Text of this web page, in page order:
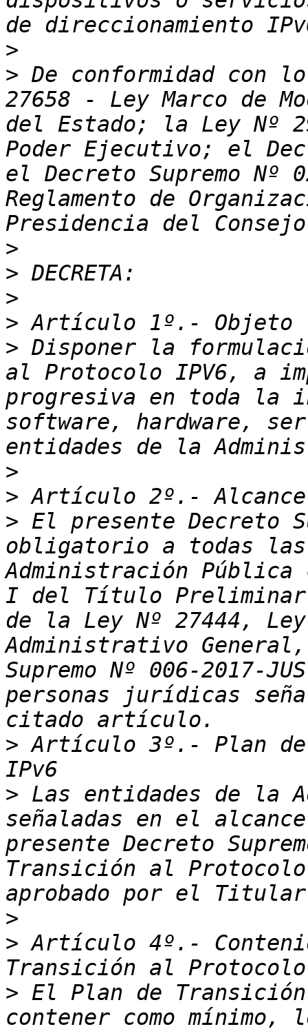
>
> De conformidad con
27658 - Ley Marco de
del Estado; la Ley Nº
Poder Ejecutivo; el
el Decreto Supremo Nº
Reglamento de
>
>
>
>
> Disponer la
al Protocolo IPV6, a
progresiva en toda la
software, hardware,
>
>
> El presente Decreto
obligatorio a todas
Administración Pública
I del Título Preliminar
de la Ley Nº 27444,
Administrativo General,
Supremo Nº 006-2017-
personas jurídicas
> Artículo 3º.- Plan
> Las entidades de la
señaladas en el
presente Decreto
Transición al
>
> Artículo 4º.-
> El Plan de